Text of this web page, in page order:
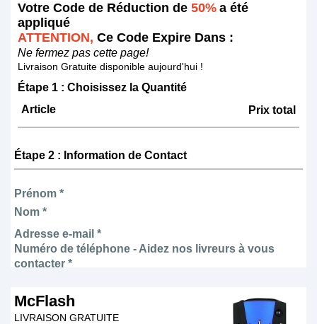
Votre Code de Réduction de 50% a été
appliqué
ATTENTION, Ce Code Expire Dans :
Ne fermez pas cette page!
Livraison Gratuite disponible aujourd'hui !
Étape 1 : Choisissez la Quantité
Article
Prix total
Étape 2 : Information de Contact
Prénom *
Nom *
Adresse e-mail *
Numéro de téléphone - Aidez nos livreurs à vous
contacter *
McFlash
LIVRAISON GRATUITE